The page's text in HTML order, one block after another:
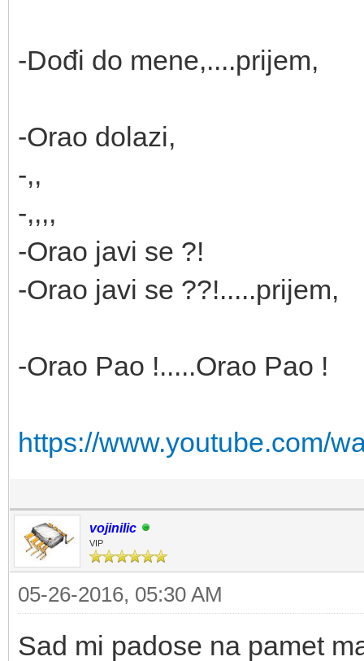
-Dođi do mene,....prijem,
-Orao dolazi,
-,,
-,,,,
-Orao javi se ?!
-Orao javi se ??!.....prijem,
-Orao Pao !.....Orao Pao !
https://www.youtube.com/
vojinilic
VIP
05-26-2016, 05:30 AM
Sad mi padose na pamet